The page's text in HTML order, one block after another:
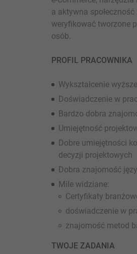
a aktywna
weryfikować tworzone
osób.
PROFIL PRACOWNIKA
Wykształcenie wyższe
Doświadczenie w
Bardzo dobra
Umiejętność
Dobre umiejętności
decyzji projektowych
Dobra znajomość
Mile widziane:
Certyfikaty
doświadczenie w
znajomość metod
TWOJE ZADANIA